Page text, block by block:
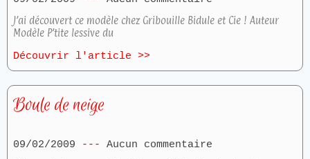
J’ai découvert ce modèle chez Gribouille Bidule et Cie ! Auteur
Modèle P’tite lessive du
Découvrir l'article >>
Boule de neige
09/02/2009
Aucun commentaire